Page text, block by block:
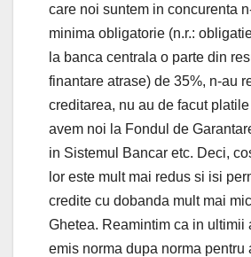
care noi suntem in concurenta
minima obligatorie (n.r.:
la banca centrala o parte din
finantare atrase) de 35%, n-au
creditarea, nu au de facut
avem noi la Fondul de
in Sistemul Bancar etc. Deci,
lor este mult mai redus si isi
credite cu dobanda mult mai
Ghetea. Reamintim ca in ultimii
emis norma dupa norma pentru